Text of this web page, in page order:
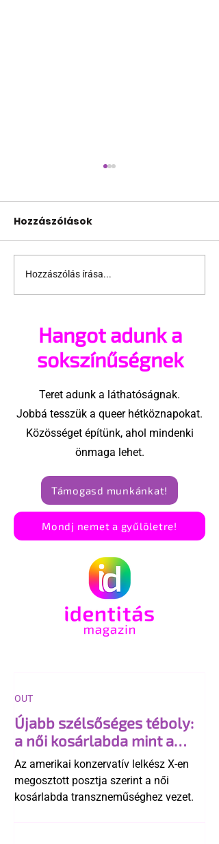
Orbánnak is üzentek
a fesztiválszervezők
Hozzászólások
Hozzászólás írása...
Hangot adunk a
sokszínűségnek
Teret adunk a láthatóságnak.
Jobbá tesszük a queer hétköznapokat.
Közösséget építünk, ahol mindenki
önmaga lehet.
Támogasd munkánkat!
Mondj nemet a gyűlöletre!
Újabb szélsőséges téboly:
a női kosárlabda mint a
"transzneműség kapuja"
Az amerikai konzervatív lelkész X-en
megosztott posztja szerint a női
kosárlabda transzneműséghez vezet.
OUT